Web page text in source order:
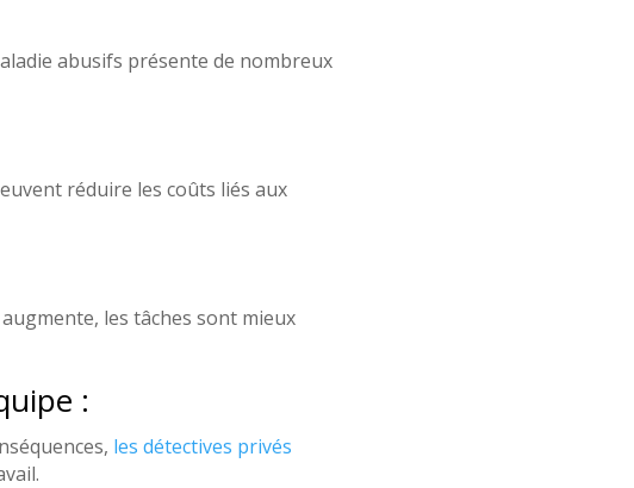
abusifs présente de nombreux
réduire les coûts liés aux
les tâches sont mieux
:
les détectives privés